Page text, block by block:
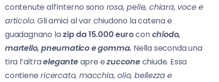
contenute all’interno sono rosa, pelle, chiara, voce e
articolo. Gli amici al var chiudono la catena e
guadagnano lazip da 15.000 euroconchiodo,
martello, pneumatico e gomma. Nella seconda una
tira l’altraeleganteapre ezucconechiude. Essa
contiene ricercato, macchia, olio, bellezza e